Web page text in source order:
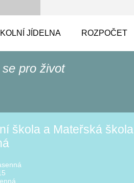
JÍDELNA ROZPOČET
pro život
škola a Mateřská škola